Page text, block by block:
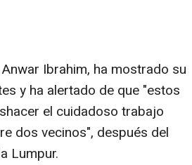
Ibrahim, ha mostrado su
y ha alertado de que "estos
el cuidadoso trabajo
dos vecinos", después del
Lumpur.